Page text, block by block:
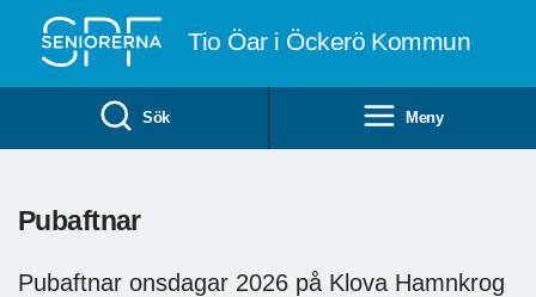
Tio Öar i Öckerö Kommun
Sök Meny
Pubaftnar
Pubaftnar onsdagar 2026 på Klova Hamnkrog